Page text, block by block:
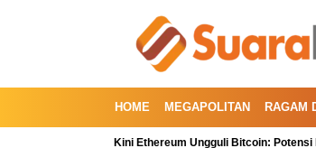
HOME MEGAPOLITAN RAGAM
Kedua, Kini Ethereum Ungguli Bitcoin: Potensi Bullish di